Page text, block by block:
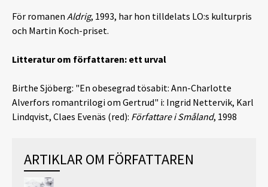
För romanen Aldrig, 1993, har hon tilldelats LO:s kulturpris
och Martin Koch-priset.
Litteratur om författaren: ett urval
Birthe Sjöberg: "En obesegrad tösabit: Ann-Charlotte
Alverfors romantrilogi om Gertrud" i: Ingrid Nettervik, Karl
Lindqvist, Claes Evenäs (red): Författare i Småland, 1998
ARTIKLAR OM FÖRFATTAREN